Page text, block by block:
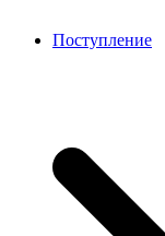
Поступление